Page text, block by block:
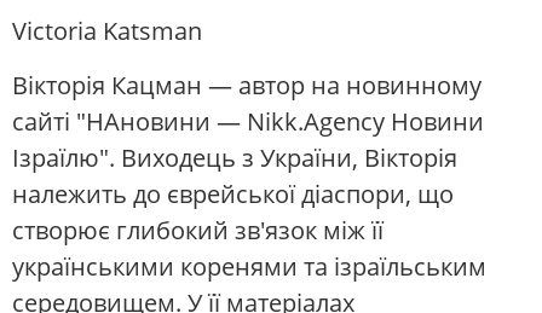
Victoria Katsman
Вікторія Кацман — автор на новинному
сайті "НАновини — Nikk.Agency Новини
Ізраїлю". Виходець з України, Вікторія
належить до єврейської діаспори, що
створює глибокий зв'язок між її
українськими коренями та ізраїльським
середовищем. У її матеріалах